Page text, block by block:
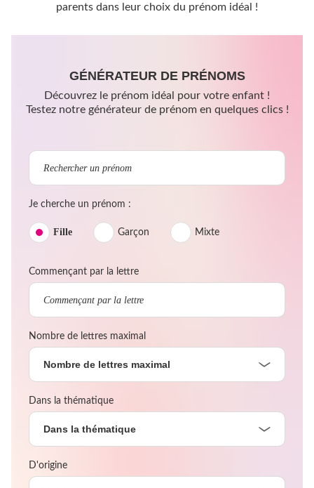
parents dans leur choix du prénom idéal !
GÉNÉRATEUR DE PRÉNOMS
Découvrez le prénom idéal pour votre enfant !
Testez notre générateur de prénom en quelques clics !
Je cherche un prénom :
Fille Garçon Mixte
Commençant par la lettre
Nombre de lettres maximal
Nombre de lettres maximal
Dans la thématique
Dans la thématique
D'origine